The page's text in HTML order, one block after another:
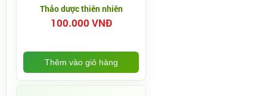
Thảo dược thiên nhiên
100.000 VNĐ
Thêm vào giỏ hàng